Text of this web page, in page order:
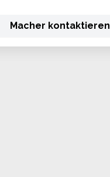
Macher kontaktieren